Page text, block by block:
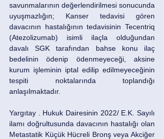
savunmalarının değerlendirilmesi sonucunda
uyuşmazlığın; Kanser tedavisi gören
davacının hastalığının tedavisinin Tecentriq
(Atezolizumab) isimli ilaçla olduğundan
davalı SGK tarafından bahse konu ilaç
bedelinin ödenip ödenmeyeceği, aksine
kurum işleminin iptal edilip edilmeyeceğinin
tespiti noktalarında toplandığı
anlaşılmaktadır.
Yargıtay . Hukuk Dairesinin 2022/ E.K. Sayılı
ilamı doğrultusunda davacının hastalığı olan
Metastatik Küçük Hücreli Bronş veya Akciğer